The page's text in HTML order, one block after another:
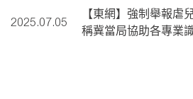
2025.07.05
【東網】強制舉報
稱冀當局協助各專業